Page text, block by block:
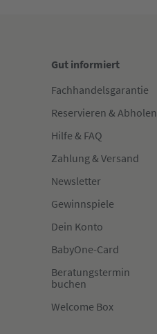
Gut informiert
Fachhandelsgarantie
Reservieren & Abholen
Hilfe & FAQ
Zahlung & Versand
Newsletter
Gewinnspiele
Dein Konto
BabyOne-Card
Beratungstermin
buchen
Welcome Box